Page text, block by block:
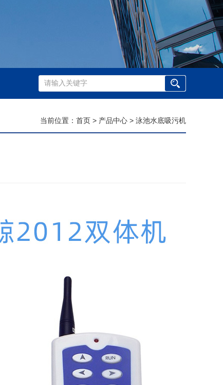
当前位置： 首页 > 产品中心 > 泳池水底吸污机